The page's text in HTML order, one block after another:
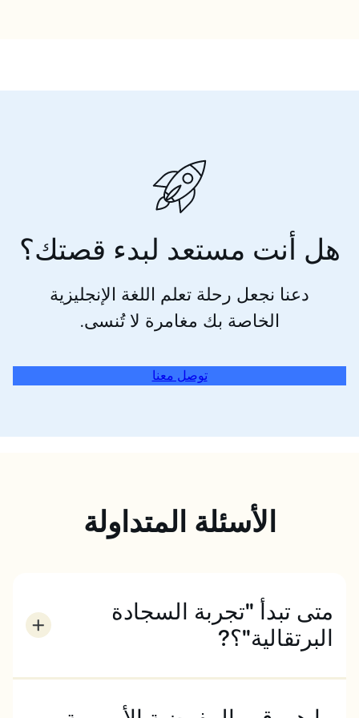
هل أنت مستعد لبدء قصتك؟
دعنا نجعل رحلة تعلم اللغة الإنجليزية
الخاصة بك مغامرة لا تُنسى.
توصل معنا
الأسئلة المتداولة
متى تبدأ "تجربة السجادة
البرتقالية"؟?
دورتك التدريبية وتسجيل الدخول إلى MyEC عبر الإنترنت.
من هنا، يمكنك الوصول إلى كل ما تحتاجه لتشعر بالثقة